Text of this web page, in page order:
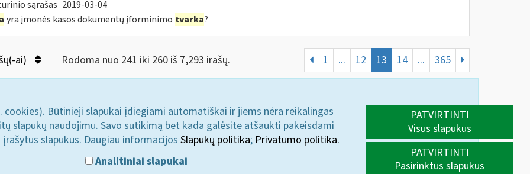
sąrašas 2019-03-04
yra įmonės kasos dokumentų įforminimo tvarka?
ai) Rodoma nuo 241 iki 260 iš 7,293 irašų. 1 ... 12 13 14 ... 365
cookies). Būtinieji slapukai įdiegiami automatiškai ir jiems nėra reikalingas
slapukų naudojimu. Savo sutikimą bet kada galėsite atšaukti pakeisdami
slapukus. Daugiau informacijosSlapukų politika; Privatumo politika.
Analitiniai slapukai
PATVIRTINTI
Visus slapukus
PATVIRTINTI
Pasirinktus slapukus